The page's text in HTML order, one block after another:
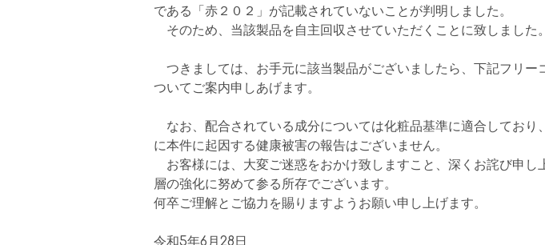
である「赤２０２」が記載されていないことが判明しました。
そのため、当該製品を自主回収させていただくことに致しました。
つきましては、お手元に該当製品がございましたら、下記フリ
ついてご案内申しあげます。
なお、配合されている成分については化粧品基準に適合してお
に本件に起因する健康被害の報告はございません。
お客様には、大変ご迷惑をおかけ致しますこと、深くお詫び申
層の強化に努めて参る所存でございます。
何卒ご理解とご協力を賜りますようお願い申し上げます。
令和5年6月28日